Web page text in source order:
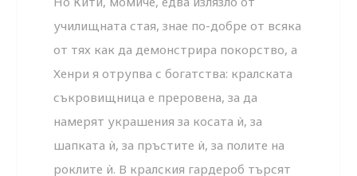
училищната стая, знае по-добре от всяка
от тях как да демонстрира покорство, а
Хенри я отрупва с богатства: кралската
съкровищница е преровена, за да
намерят украшения за косата ѝ, за
шапката ѝ, за пръстите ѝ, за полите на
роклите ѝ. В кралския гардероб търсят